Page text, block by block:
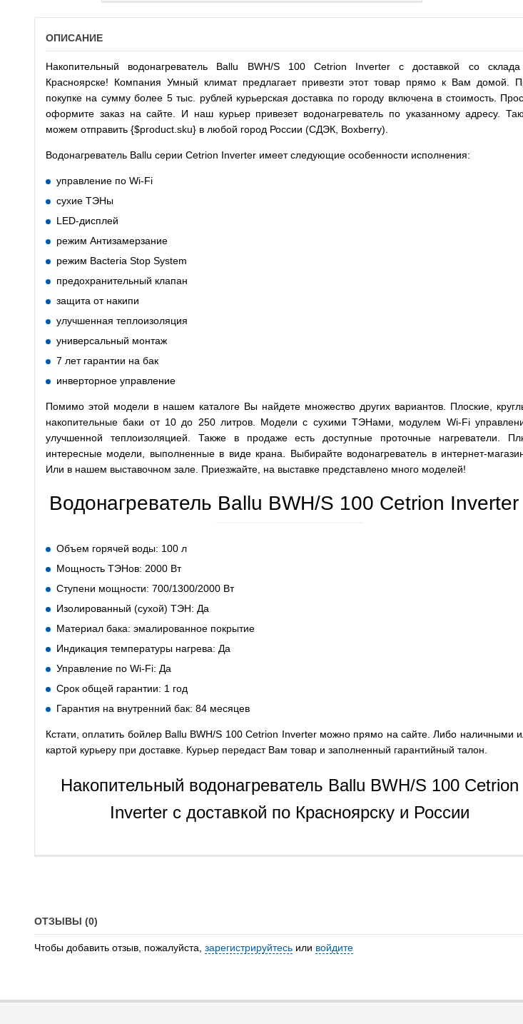
ОПИСАНИЕ
Накопительный водонагреватель Ballu BWH/S 100 Cetrion Inverter с доставкой со
Красноярске! Компания Умный климат предлагает привезти этот товар прямо к Вам домой.
покупке на сумму более 5 тыс. рублей курьерская доставка по городу включена в стоимость.
оформите заказ на сайте. И наш курьер привезет водонагреватель по указанному адресу.
можем отправить {$product.sku} в любой город России (СДЭК, Boxberry).
Водонагреватель Ballu серии Cetrion Inverter имеет следующие особенности исполнения:
управление по Wi-Fi
сухие ТЭНы
LED-дисплей
режим Антизамерзание
режим Bacteria Stop System
предохранительный клапан
защита от накипи
улучшенная теплоизоляция
универсальный монтаж
7 лет гарантии на бак
инверторное управление
Помимо этой модели в нашем каталоге Вы найдете множество других вариантов. Плоские,
накопительные баки от 10 до 250 литров. Модели с сухими ТЭНами, модулем Wi-Fi
улучшенной теплоизоляцией. Также в продаже есть доступные проточные нагреватели.
интересные модели, выполненные в виде крана. Выбирайте водонагреватель в интернет-
Или в нашем выставочном зале. Приезжайте, на выставке представлено много моделей!
Водонагреватель Ballu BWH/S 100 Cetrion Inverter
Объем горячей воды: 100 л
Мощность ТЭНов: 2000 Вт
Ступени мощности: 700/1300/2000 Вт
Изолированный (сухой) ТЭН: Да
Материал бака: эмалированное покрытие
Индикация температуры нагрева: Да
Управление по Wi-Fi: Да
Срок общей гарантии: 1 год
Гарантия на внутренний бак: 84 месяцев
Кстати, оплатить бойлер Ballu BWH/S 100 Cetrion Inverter можно прямо на сайте. Либо наличными
картой курьеру при доставке. Курьер передаст Вам товар и заполненный гарантийный талон.
Накопительный водонагреватель Ballu BWH/S 100 Cetrion
Inverter с доставкой по Красноярску и России
ОТЗЫВЫ (0)
Чтобы добавить отзыв, пожалуйста, зарегистрируйтесь или войдите